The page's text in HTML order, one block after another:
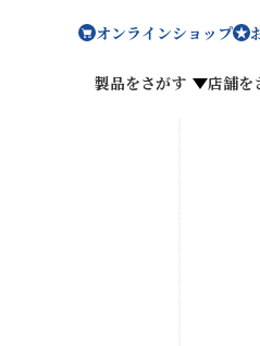
オンラインショップ
製品をさがす 店舗を